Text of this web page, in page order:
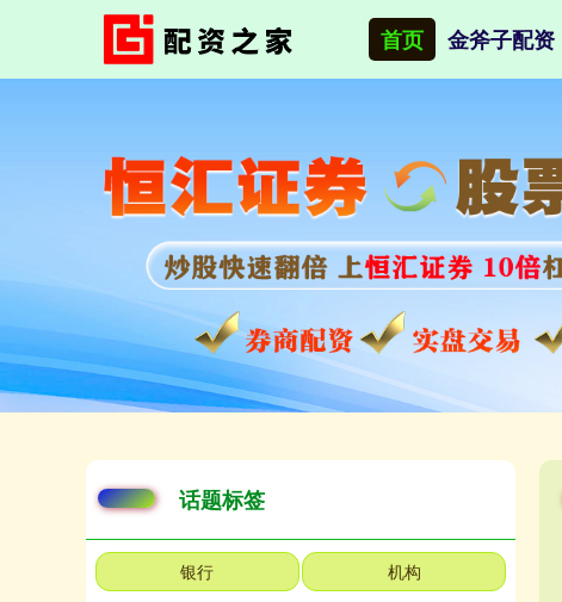
首页 金斧子配资
话题标签
银行 机构